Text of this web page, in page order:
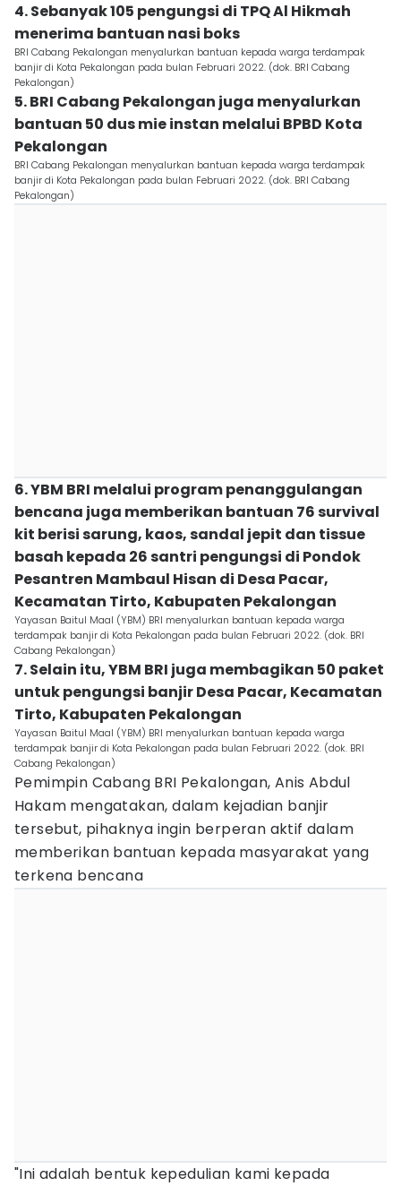
4. Sebanyak 105 pengungsi di TPQ Al Hikmah
menerima bantuan nasi boks
BRI Cabang Pekalongan menyalurkan bantuan kepada warga terdampak
banjir di Kota Pekalongan pada bulan Februari 2022. (dok. BRI Cabang
Pekalongan)
5. BRI Cabang Pekalongan juga menyalurkan
bantuan 50 dus mie instan melalui BPBD Kota
Pekalongan
BRI Cabang Pekalongan menyalurkan bantuan kepada warga terdampak
banjir di Kota Pekalongan pada bulan Februari 2022. (dok. BRI Cabang
Pekalongan)
6. YBM BRI melalui program penanggulangan
bencana juga memberikan bantuan 76 survival
kit berisi sarung, kaos, sandal jepit dan tissue
basah kepada 26 santri pengungsi di Pondok
Pesantren Mambaul Hisan di Desa Pacar,
Kecamatan Tirto, Kabupaten Pekalongan
Yayasan Baitul Maal (YBM) BRI menyalurkan bantuan kepada warga
terdampak banjir di Kota Pekalongan pada bulan Februari 2022. (dok. BRI
Cabang Pekalongan)
7. Selain itu, YBM BRI juga membagikan 50 paket
untuk pengungsi banjir Desa Pacar, Kecamatan
Tirto, Kabupaten Pekalongan
Yayasan Baitul Maal (YBM) BRI menyalurkan bantuan kepada warga
terdampak banjir di Kota Pekalongan pada bulan Februari 2022. (dok. BRI
Cabang Pekalongan)
Pemimpin Cabang BRI Pekalongan, Anis Abdul
Hakam mengatakan, dalam kejadian banjir
tersebut, pihaknya ingin berperan aktif dalam
memberikan bantuan kepada masyarakat yang
terkena bencana
"Ini adalah bentuk kepedulian kami kepada